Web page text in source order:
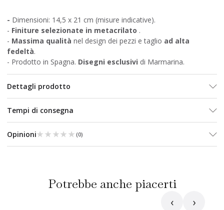
- Dimensioni: 14,5 x 21 cm (misure indicative).
- Finiture selezionate in metacrilato .
- Massima qualità nel design dei pezzi e taglio ad alta
fedeltà.
- Prodotto in Spagna. Disegni esclusivi di Marmarina.
Dettagli prodotto
Tempi di consegna
Opinioni★★★★★
★★★★★ (0)
Potrebbe anche piacerti
‹ ›